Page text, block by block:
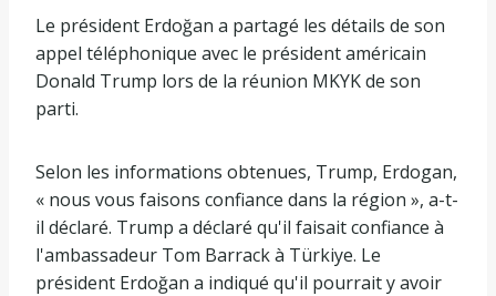
Le président Erdoğan a partagé les détails de son
appel téléphonique avec le président américain
Donald Trump lors de la réunion MKYK de son
parti.
Selon les informations obtenues, Trump, Erdogan,
« nous vous faisons confiance dans la région », a-t-
il déclaré. Trump a déclaré qu'il faisait confiance à
l'ambassadeur Tom Barrack à Türkiye. Le
président Erdoğan a indiqué qu'il pourrait y avoir